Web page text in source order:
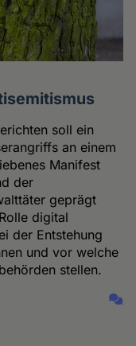
soll ein
an einem
Manifest
der
geprägt
digital
der Entstehung
und vor welche
stellen.